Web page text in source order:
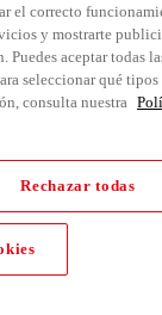
el correcto
y mostrarte
aceptar todas
seleccionar qué tipos
consulta nuestra
Rechazar todas